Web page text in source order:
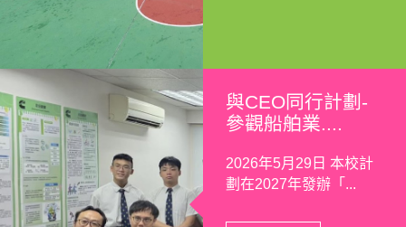
與CEO同行計劃-
參觀船舶業....
2026年5月29日 本校計
劃在2027年發辦「...